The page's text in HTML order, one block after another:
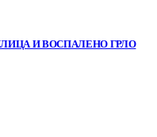
И ВОСПАЛЕНО ГРЛО